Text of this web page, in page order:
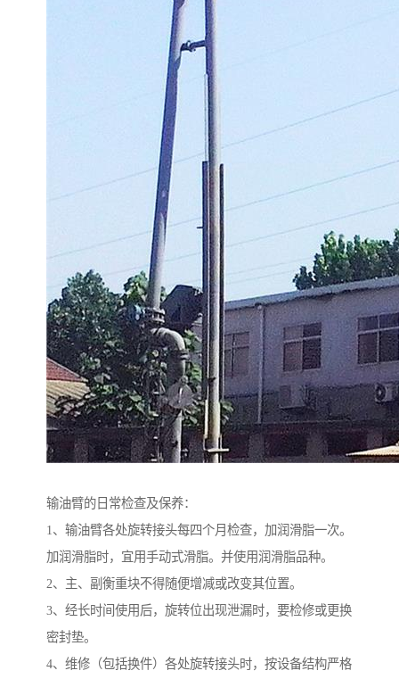
输油臂的日常检查及保养：
1、输油臂各处旋转接头每四个月检查，加润滑脂一次。
加润滑脂时，宜用手动式滑脂。并使用润滑脂品种。
2、主、副衡重块不得随便增减或改变其位置。
3、经长时间使用后，旋转位出现泄漏时，要检修或更换
密封垫。
4、维修（包括换件）各处旋转接头时，按设备结构严格